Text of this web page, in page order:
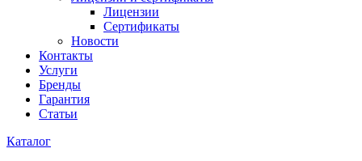
Лицензии
Сертификаты
Новости
Контакты
Услуги
Бренды
Гарантия
Статьи
Каталог